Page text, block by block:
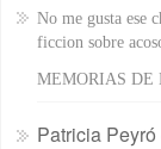
No me gusta ese
ficcion sobre
MEMORIAS DE
Patricia Peyró